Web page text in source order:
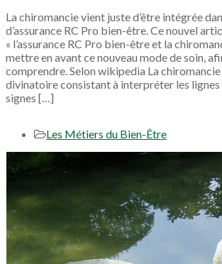
La chiromancie vient juste d’être intégrée
d’assurance RC Pro bien-être. Ce nouvel
« l’assurance RC Pro bien-être et la
mettre en avant ce nouveau mode de soin,
comprendre. Selon wikipedia La
divinatoire consistant à interpréter les lignes
signes […]
Les Métiers du Bien-Être